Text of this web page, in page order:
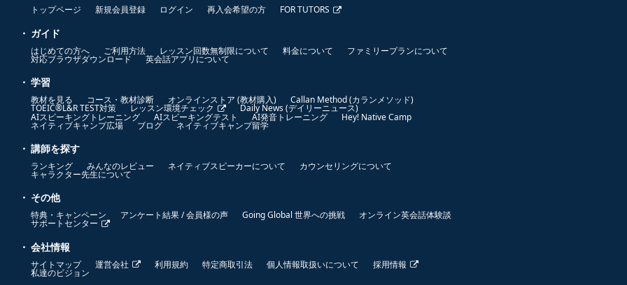
トップページ 新規会員登録 ログイン 再入会希望の方 FOR TUTORS
ガイド
はじめての方へ ご利用方法 レッスン回数無制限について 料金について ファミリープランについて
対応ブラウザダウンロード 英会話アプリについて
学習
教材を見る コース・教材診断 オンラインストア (教材購入) Callan Method (カランメソッド)
TOEIC®L&R TEST対策 レッスン環境チェック Daily News (デイリーニュース)
AIスピーキングトレーニング AIスピーキングテスト AI発音トレーニング Hey! Native Camp
ネイティブキャンプ広場 ブログ ネイティブキャンプ留学
講師を探す
ランキング みんなのレビュー ネイティブスピーカーについて カウンセリングについて
キャラクター先生について
その他
特典・キャンペーン アンケート結果 / 会員様の声 Going Global 世界への挑戦 オンライン英会話体験談
サポートセンター
会社情報
サイトマップ 運営会社 利用規約 特定商取引法 個人情報取扱いについて 採用情報
私達のビジョン